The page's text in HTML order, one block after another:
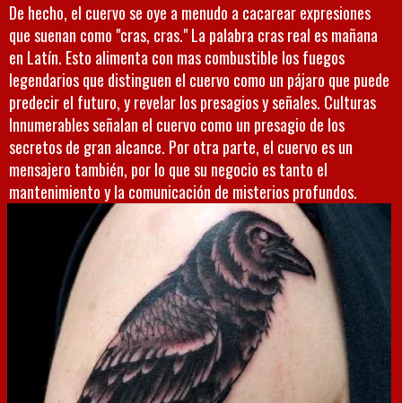
De hecho, el cuervo se oye a menudo a cacarear expresiones
que suenan como "cras, cras." La palabra cras real es mañana
en Latín. Esto alimenta con mas combustible los fuegos
legendarios que distinguen el cuervo como un pájaro que puede
predecir el futuro, y revelar los presagios y señales. Culturas
Innumerables señalan el cuervo como un presagio de los
secretos de gran alcance. Por otra parte, el cuervo es un
mensajero también, por lo que su negocio es tanto el
mantenimiento y la comunicación de misterios profundos.